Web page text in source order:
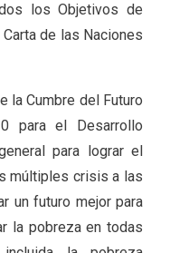
los Objetivos de
de las Naciones
la Cumbre del Futuro
para el Desarrollo
para lograr el
múltiples crisis a las
un futuro mejor para
la pobreza en todas